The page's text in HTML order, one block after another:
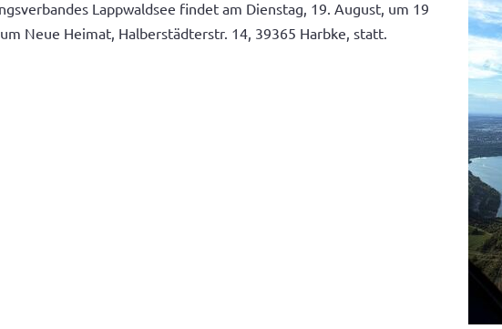
Lappwaldsee findet am Dienstag, 19. August, um 19
Neue Heimat, Halberstädterstr. 14, 39365 Harbke, statt.